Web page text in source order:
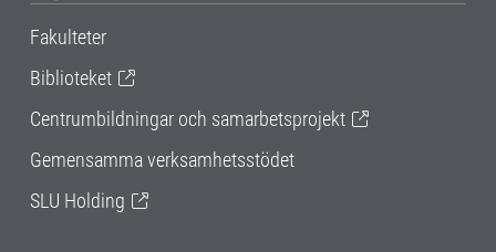
Fakulteter
Biblioteket
Centrumbildningar och samarbetsprojekt
Gemensamma verksamhetsstödet
SLU Holding